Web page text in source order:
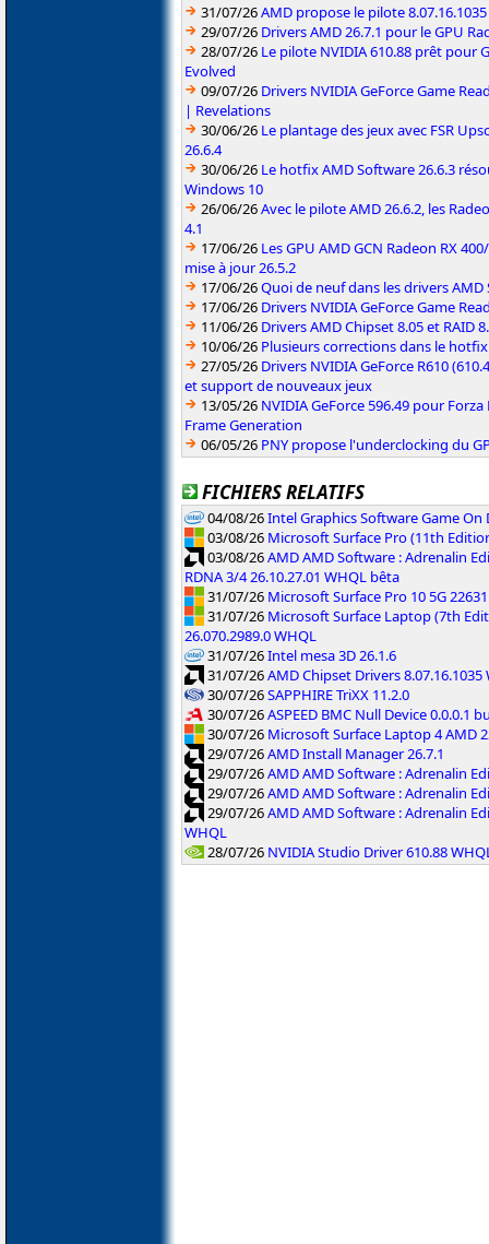
31/07/26AMD propose le pilote
29/07/26 Drivers AMD 26.7.1 pour le GPU
28/07/26 Le pilote NVIDIA 610.88 prêt pour
Evolved
09/07/26 Drivers NVIDIA GeForce Game
| Revelations
30/06/26 Le plantage des jeux avec FSR
26.6.4
30/06/26 Le hotfix AMD Software 26.6.3
Windows 10
26/06/26Avec le pilote AMD 26.6.2, les
4.1
17/06/26 Les GPU AMD GCN Radeon RX
mise à jour 26.5.2
17/06/26Quoi de neuf dans les drivers AMD
17/06/26 Drivers NVIDIA GeForce Game
11/06/26 Drivers AMD Chipset 8.05 et RAID
10/06/26 Plusieurs corrections dans le hotfix
27/05/26 Drivers NVIDIA GeForce R610
et support de nouveaux jeux
13/05/26 NVIDIA GeForce 596.49 pour
Frame Generation
06/05/26 PNY propose l'underclocking du
FICHIERS RELATIFS
04/08/26Intel Graphics Software Game On
03/08/26 Microsoft Surface Pro (11th
03/08/26AMD AMD Software : Adrenalin
RDNA 3/4 26.10.27.01 WHQL bêta
31/07/26 Microsoft Surface Pro 10 5G
31/07/26 Microsoft Surface Laptop (7th
26.070.2989.0 WHQL
31/07/26Intel mesa 3D 26.1.6
31/07/26AMD Chipset Drivers 8.07.16.1035
30/07/26SAPPHIRE TriXX 11.2.0
30/07/26ASPEED BMC Null Device 0.0.0.1
30/07/26 Microsoft Surface Laptop 4 AMD
29/07/26AMD Install Manager 26.7.1
29/07/26AMD AMD Software : Adrenalin
29/07/26AMD AMD Software : Adrenalin
29/07/26AMD AMD Software : Adrenalin
WHQL
28/07/26 NVIDIA Studio Driver 610.88